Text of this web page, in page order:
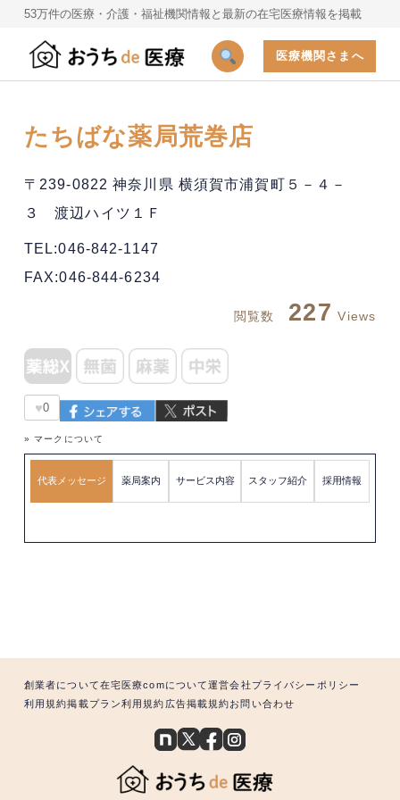
53万件の医療・介護・福祉機関情報と最新の在宅医療情報を掲載
医療機関さまへ
たちばな薬局荒巻店
〒239-0822 神奈川県 横須賀市浦賀町５－４－
３ 渡辺ハイツ１Ｆ
TEL:046-842-1147
FAX:046-844-6234
閲覧数 227 Views
♥0
» マークについて
代表メッセージ 薬局案内 サービス内容 スタッフ紹介 採用情報
創業者について在宅医療comについて運営会社 プライバシーポリシー
利用規約掲載プラン利用規約 広告掲載規約お問い合わせ